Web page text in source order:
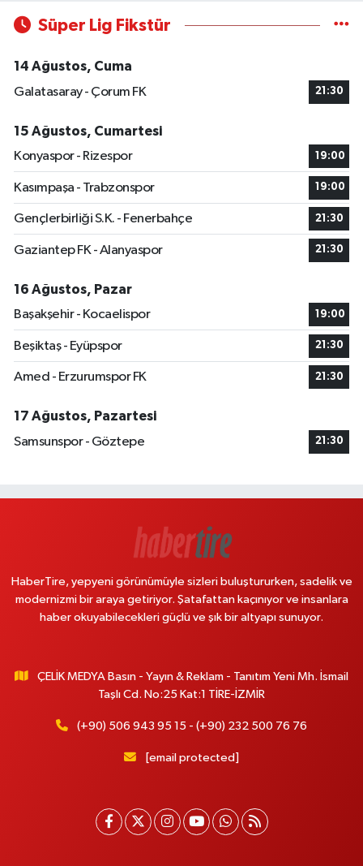
Süper Lig Fikstür
14 Ağustos, Cuma
Galatasaray - Çorum FK
21:30
15 Ağustos, Cumartesi
Konyaspor - Rizespor
19:00
Kasımpaşa - Trabzonspor 19:00
Gençlerbirliği S.K. - Fenerbahçe 21:30
Gaziantep FK - Alanyaspor 21:30
16 Ağustos, Pazar
Başakşehir - Kocaelispor
19:00
Beşiktaş - Eyüpspor 21:30
Amed - Erzurumspor FK 21:30
17 Ağustos, Pazartesi
Samsunspor - Göztepe
21:30
HaberTire, yepyeni görünümüyle sizleri buluştururken, sadelik ve
modernizmi bir araya getiriyor. Şatafattan kaçınıyor ve insanlara
haber okuyabilecekleri güçlü ve şık bir altyapı sunuyor.
ÇELİK MEDYA Basın - Yayın & Reklam - Tanıtım Yeni Mh. İsmail
Taşlı Cd. No:25 Kat:1 TİRE-İZMİR
(+90) 506 943 95 15 - (+90) 232 500 76 76
[email protected]